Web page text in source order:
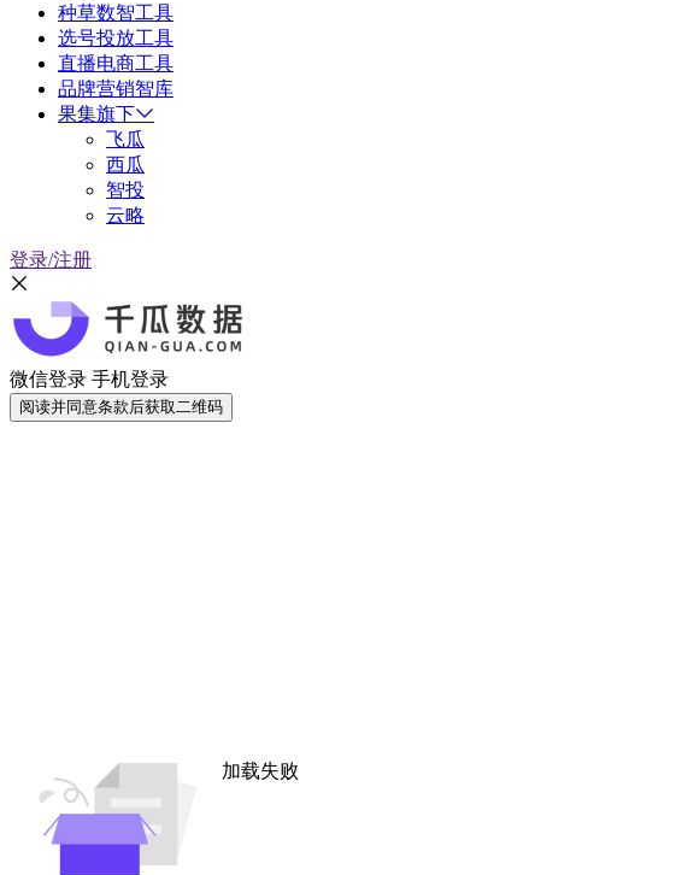
种草数智工具
选号投放工具
直播电商工具
品牌营销智库
果集旗下
飞瓜
西瓜
智投
云略
登录/注册
微信登录 手机登录
阅读并同意条款后获取二维码
加载失败